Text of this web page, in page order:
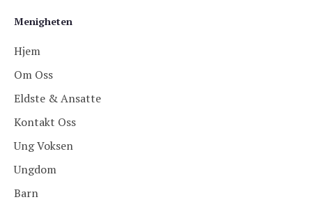
Menigheten
Hjem
Om Oss
Eldste & Ansatte
Kontakt Oss
Ung Voksen
Ungdom
Barn